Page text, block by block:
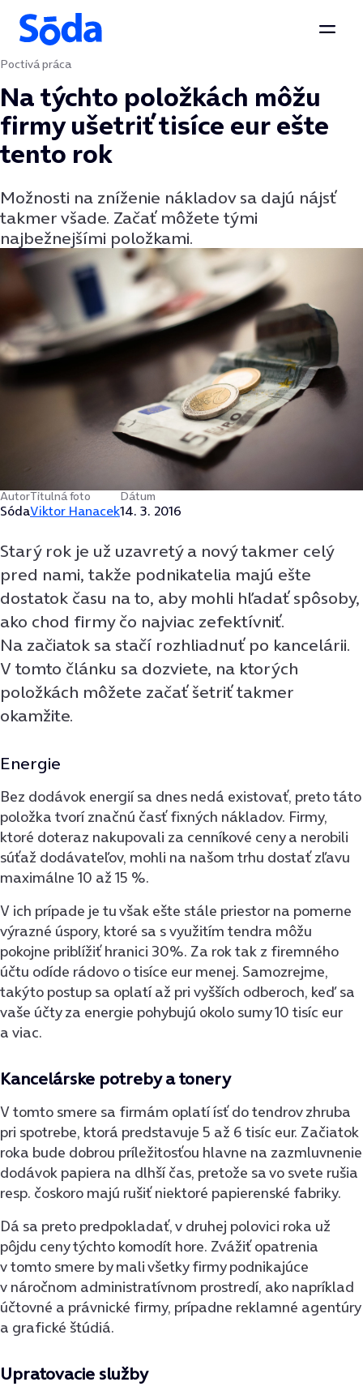
Preskočiť na obsah
Poctivá práca
Na týchto položkách môžu
firmy ušetriť tisíce eur ešte
tento rok
Možnosti na zníženie nákladov sa dajú nájsť
takmer všade. Začať môžete tými
najbežnejšími položkami.
Autor
Sóda
Titulná foto
Viktor Hanacek
Dátum
14. 3. 2016
Starý rok je už uzavretý a nový takmer celý
pred nami, takže podnikatelia majú ešte
dostatok času na to, aby mohli hľadať spôsoby,
ako chod firmy čo najviac zefektívniť.
Na začiatok sa stačí rozhliadnuť po kancelárii.
V tomto článku sa dozviete, na ktorých
položkách môžete začať šetriť takmer
okamžite.
Energie
Bez dodávok energií sa dnes nedá existovať, preto táto
položka tvorí značnú časť fixných nákladov. Firmy,
ktoré doteraz nakupovali za cenníkové ceny a nerobili
súťaž dodávateľov, mohli na našom trhu dostať zľavu
maximálne 10 až 15 %.
V ich prípade je tu však ešte stále priestor na pomerne
výrazné úspory, ktoré sa s využitím tendra môžu
pokojne priblížiť hranici 30%. Za rok tak z firemného
účtu odíde rádovo o tisíce eur menej. Samozrejme,
takýto postup sa oplatí až pri vyšších odberoch, keď sa
vaše účty za energie pohybujú okolo sumy 10 tisíc eur
a viac.
Kancelárske potreby a tonery
V tomto smere sa firmám oplatí ísť do tendrov zhruba
pri spotrebe, ktorá predstavuje 5 až 6 tisíc eur. Začiatok
roka bude dobrou príležitosťou hlavne na zazmluvnenie
dodávok papiera na dlhší čas, pretože sa vo svete rušia
resp. čoskoro majú rušiť niektoré papierenské fabriky.
Dá sa preto predpokladať, v druhej polovici roka už
pôjdu ceny týchto komodít hore. Zvážiť opatrenia
v tomto smere by mali všetky firmy podnikajúce
v náročnom administratívnom prostredí, ako napríklad
účtovné a právnické firmy, prípadne reklamné agentúry
a grafické štúdiá.
Upratovacie služby